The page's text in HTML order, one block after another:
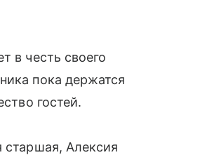
в честь своего
пока держатся
гостей.
старшая, Алексия